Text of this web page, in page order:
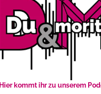
Hier kommt ihr zu unserem